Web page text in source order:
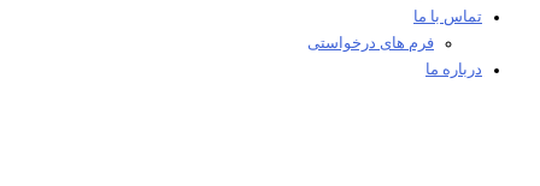
تماس با ما
فرم های درخواستی
درباره ما